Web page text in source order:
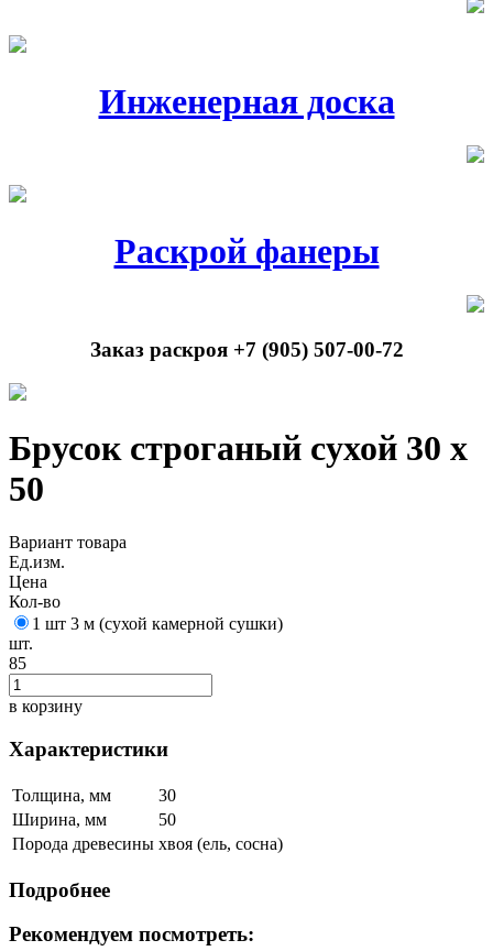
Инженерная доска
Раскрой фанеры
Заказ раскроя +7 (905) 507-00-72
Брусок строганый сухой 30 х
50
Вариант товара
Ед.изм.
Цена
Кол-во
1 шт 3 м (сухой камерной сушки)
шт.
85
в корзину
Характеристики
Толщина, мм
30
Ширина, мм
50
Порода древесины хвоя (ель, сосна)
Подробнее
Рекомендуем посмотреть: